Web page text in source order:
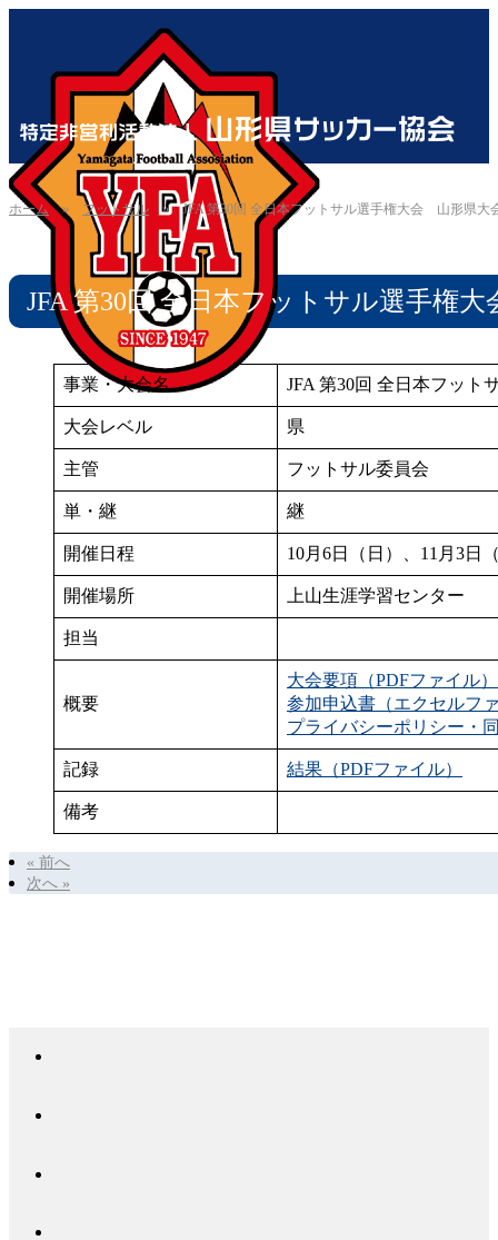
ホーム» フットサル »JFA 第30回 全日本フットサル選手権大会 山形県大
JFA 第30回 全日本フットサル選手権
事業・大会名 JFA 第30回 全日本フッ
大会レベル 県
主管 フットサル委員会
単・継 継
開催日程 10月6日（日）、11月3日
開催場所 上山生涯学習センター
担当
概要
大会要項（PDFファイル）
参加申込書（エクセルフ
プライバシーポリシー・
記録 結果（PDFファイル）
備考
« 前へ
次へ »